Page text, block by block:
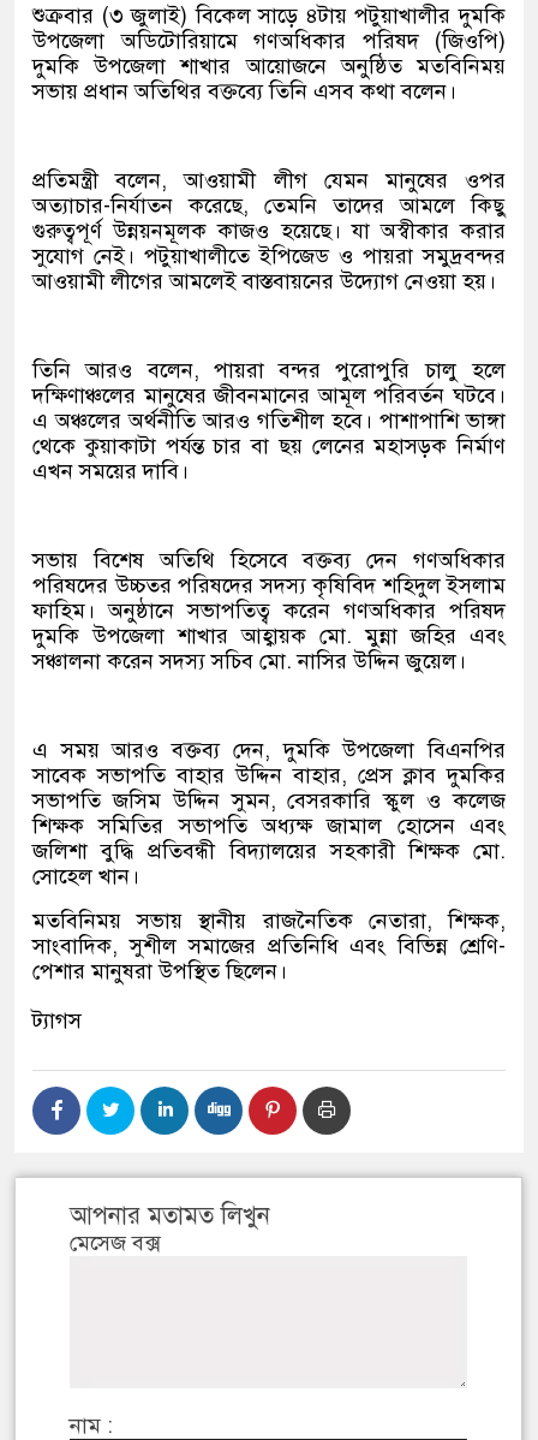
শুক্রবার (৩ জুলাই) বিকেল সাড়ে ৪টায় পটুয়াখালীর দুমকি
উপজেলা অডিটোরিয়ামে গণঅধিকার পরিষদ (জিওপি)
দুমকি উপজেলা শাখার আয়োজনে অনুষ্ঠিত মতবিনিময়
সভায় প্রধান অতিথির বক্তব্যে তিনি এসব কথা বলেন।
প্রতিমন্ত্রী বলেন, আওয়ামী লীগ যেমন মানুষের ওপর
অত্যাচার-নির্যাতন করেছে, তেমনি তাদের আমলে কিছু
গুরুত্বপূর্ণ উন্নয়নমূলক কাজও হয়েছে। যা অস্বীকার করার
সুযোগ নেই। পটুয়াখালীতে ইপিজেড ও পায়রা সমুদ্রবন্দর
আওয়ামী লীগের আমলেই বাস্তবায়নের উদ্যোগ নেওয়া হয়।
তিনি আরও বলেন, পায়রা বন্দর পুরোপুরি চালু হলে
দক্ষিণাঞ্চলের মানুষের জীবনমানের আমূল পরিবর্তন ঘটবে।
এ অঞ্চলের অর্থনীতি আরও গতিশীল হবে। পাশাপাশি ভাঙ্গা
থেকে কুয়াকাটা পর্যন্ত চার বা ছয় লেনের মহাসড়ক নির্মাণ
এখন সময়ের দাবি।
সভায় বিশেষ অতিথি হিসেবে বক্তব্য দেন গণঅধিকার
পরিষদের উচ্চতর পরিষদের সদস্য কৃষিবিদ শহিদুল ইসলাম
ফাহিম। অনুষ্ঠানে সভাপতিত্ব করেন গণঅধিকার পরিষদ
দুমকি উপজেলা শাখার আহ্বায়ক মো. মুন্না জহির এবং
সঞ্চালনা করেন সদস্য সচিব মো. নাসির উদ্দিন জুয়েল।
এ সময় আরও বক্তব্য দেন, দুমকি উপজেলা বিএনপির
সাবেক সভাপতি বাহার উদ্দিন বাহার, প্রেস ক্লাব দুমকির
সভাপতি জসিম উদ্দিন সুমন, বেসরকারি স্কুল ও কলেজ
শিক্ষক সমিতির সভাপতি অধ্যক্ষ জামাল হোসেন এবং
জলিশা বুদ্ধি প্রতিবন্ধী বিদ্যালয়ের সহকারী শিক্ষক মো.
সোহেল খান।
মতবিনিময় সভায় স্থানীয় রাজনৈতিক নেতারা, শিক্ষক,
সাংবাদিক, সুশীল সমাজের প্রতিনিধি এবং বিভিন্ন শ্রেণি-
পেশার মানুষরা উপস্থিত ছিলেন।
ট্যাগস
আপনার মতামত লিখুন
মেসেজ বক্স
নাম :